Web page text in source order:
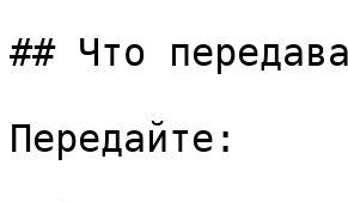
## Что
Передайте: